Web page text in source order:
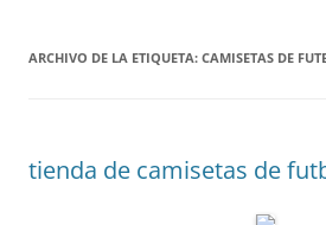
ARCHIVO DE LA ETIQUETA: CAMISETAS DE
tienda de camisetas de